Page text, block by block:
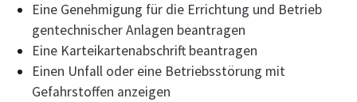
Eine Genehmigung für die Errichtung und Betrieb
gentechnischer Anlagen beantragen
Eine Karteikartenabschrift beantragen
Einen Unfall oder eine Betriebsstörung mit
Gefahrstoffen anzeigen